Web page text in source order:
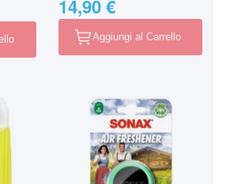
14,90 €
Aggiungi al Carrello